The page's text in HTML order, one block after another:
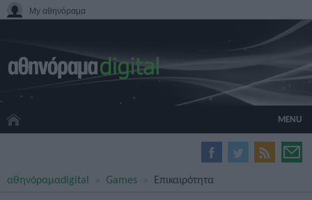
My αθηνόραμα
MENU
HOME CINEMA
αθηνόραμαdigital Games Επικαιρότητα